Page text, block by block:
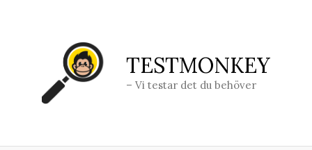
TESTMONKEY
– Vi testar det du behöver